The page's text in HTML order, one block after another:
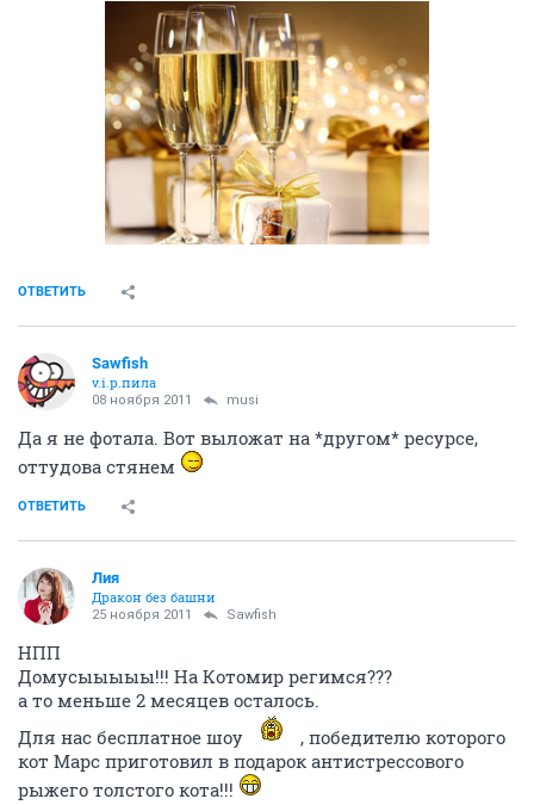
ОТВЕТИТЬ
Sawfish
v.i.p.пила
08 ноября 2011 musi
Да я не фотала. Вот выложат на *другом* ресурсе,
оттудова стянем
ОТВЕТИТЬ
Лия
Дракон без башни
25 ноября 2011 Sawfish
НПП
Домусыыыыы!!! На Котомир регимся???
а то меньше 2 месяцев осталось.
Для нас бесплатное шоу
, победителю которого
кот Марс приготовил в подарок антистрессового
рыжего толстого кота!!!